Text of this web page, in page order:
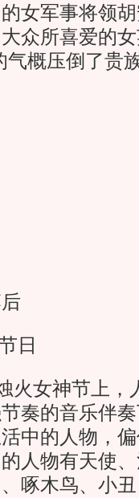
女军事将领
众所喜爱的
气概压倒了贵
日
女神节上，
奏的音乐伴
中的人物，
人物有天使
啄木鸟、小